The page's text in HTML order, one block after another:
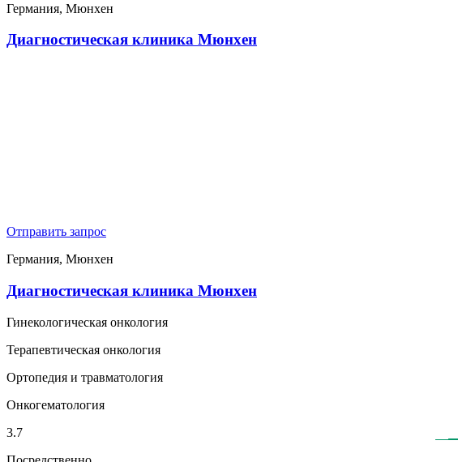
Германия, Мюнхен
Диагностическая клиника Мюнхен
Отправить запрос
Германия, Мюнхен
Диагностическая клиника Мюнхен
Гинекологическая онкология
Терапевтическая онкология
Ортопедия и травматология
Онкогематология
3.7